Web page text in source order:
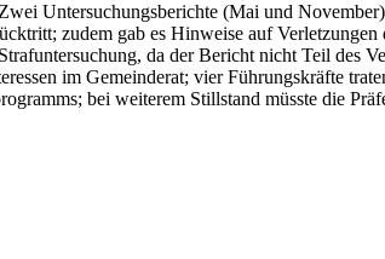
Untersuchungsberichte (Mai und
zudem gab es Hinweise auf Verletzungen
da der Bericht nicht Teil des
im Gemeinderat; vier Führungskräfte
bei weiterem Stillstand müsste die